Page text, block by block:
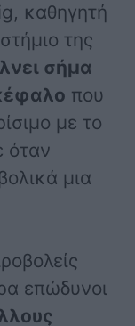
καθηγητή
της
σήμα
που
με το
όταν
μια
επώδυνοι